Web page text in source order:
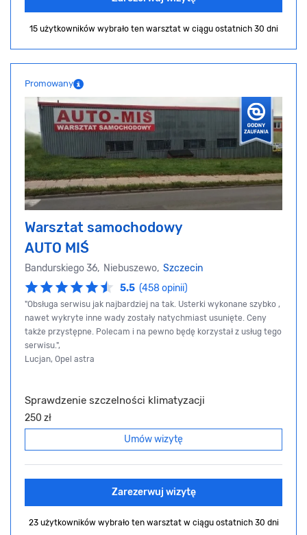
15 użytkowników wybrało ten warsztat w ciągu ostatnich 30 dni
Promowany
Warsztat samochodowy
AUTO MIŚ
Bandurskiego 36, Niebuszewo, Szczecin
5.5 (458 opinii)
"Obsługa serwisu jak najbardziej na tak. Usterki wykonane szybko ,
nawet wykryte inne wady zostały natychmiast usunięte. Ceny
także przystępne. Polecam i na pewno będę korzystał z usług tego
serwisu.",
Lucjan, Opel astra
Sprawdzenie szczelności klimatyzacji
250 zł
Umów wizytę
Zarezerwuj wizytę
23 użytkowników wybrało ten warsztat w ciągu ostatnich 30 dni